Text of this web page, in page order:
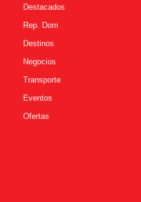
Destacados
Rep. Dom
Destinos
Negocios
Transporte
Eventos
Ofertas